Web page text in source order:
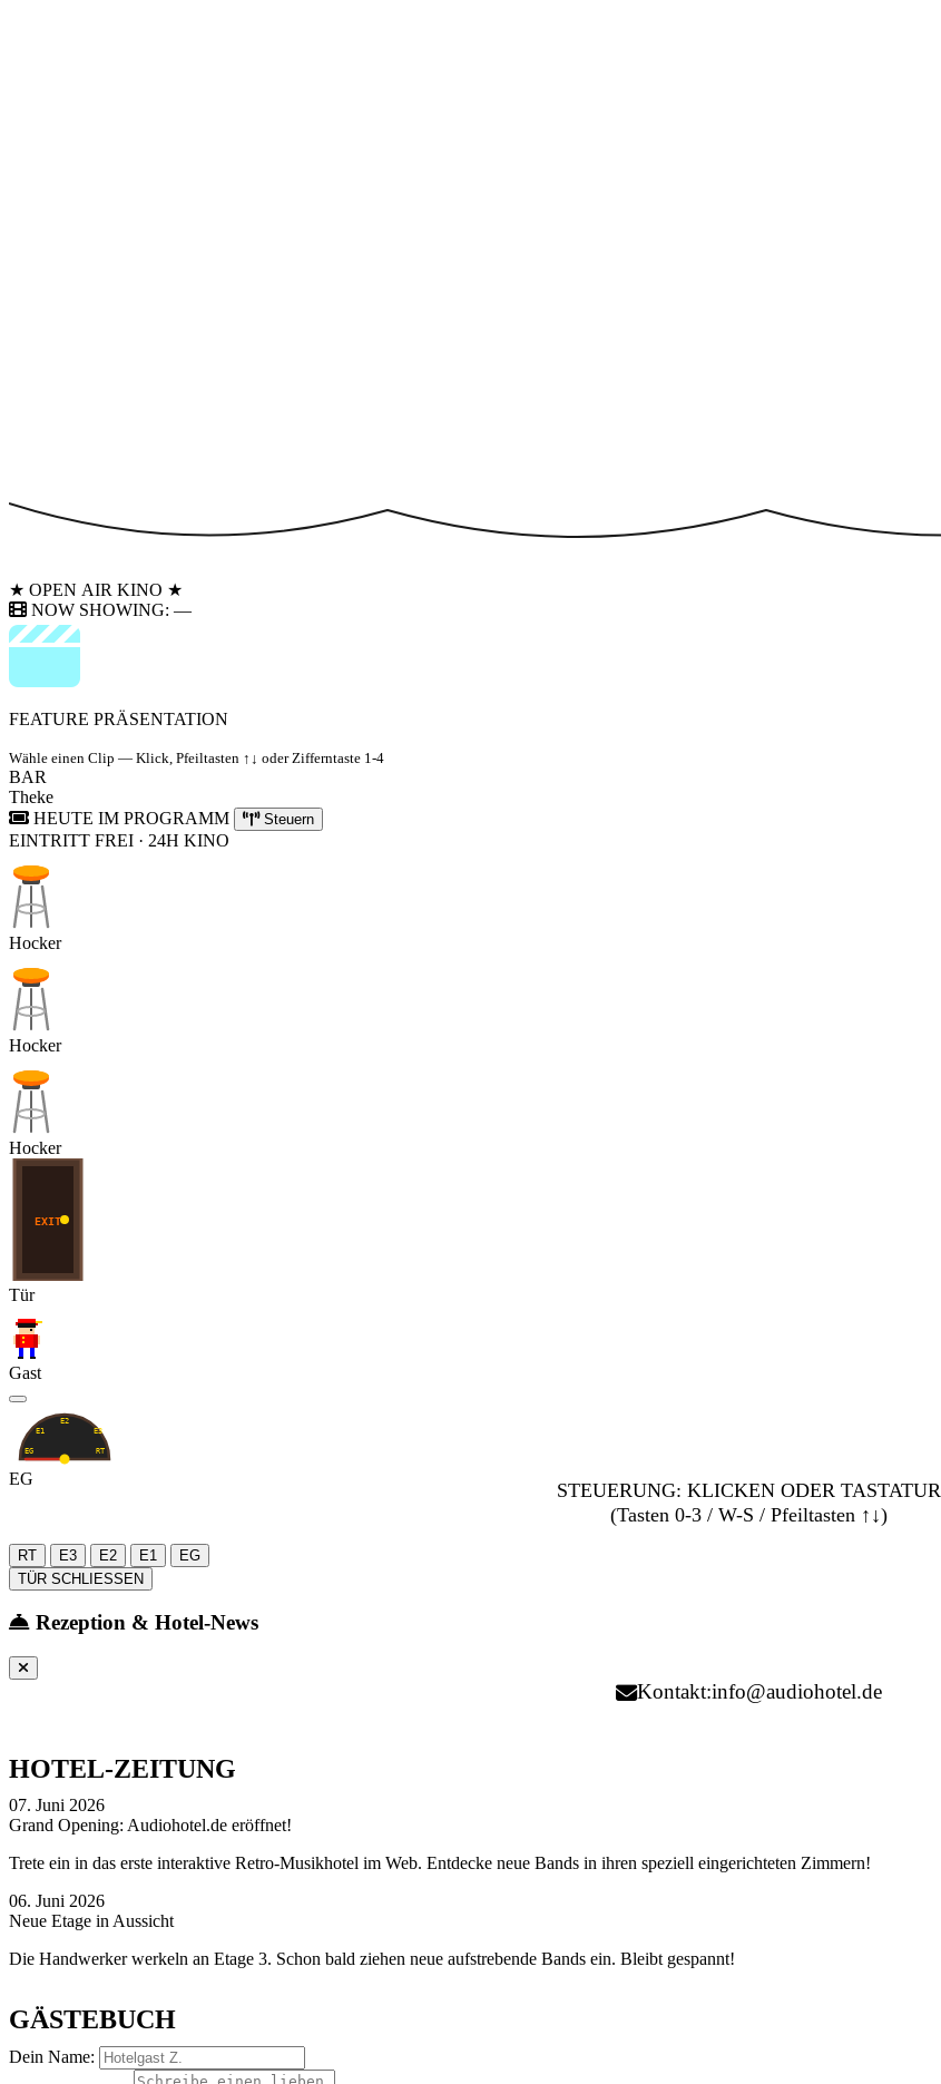
★ OPEN AIR KINO ★
NOW SHOWING: —
FEATURE PRÄSENTATION
Wähle einen Clip — Klick, Pfeiltasten ↑↓ oder Zifferntaste 1-4
BAR
Theke
HEUTE IM PROGRAMM
Steuern
EINTRITT FREI · 24H KINO
Hocker
Hocker
Hocker
EXIT
Tür
Gast
EG
E1
E2
E3
RT
EG
STEUERUNG: KLICKEN ODER TASTATUR
(Tasten 0-3 / W-S / Pfeiltasten ↑↓)
RT E3 E2 E1
EG
TÜR SCHLIESSEN
Rezeption & Hotel-News
Kontakt:info@audiohotel.de
HOTEL-ZEITUNG
07. Juni 2026
Grand Opening: Audiohotel.de eröffnet!
Trete ein in das erste interaktive Retro-Musikhotel im Web. Entdecke neue Bands in ihren speziell eingerichteten Zimmern!
06. Juni 2026
Neue Etage in Aussicht
Die Handwerker werkeln an Etage 3. Schon bald ziehen neue aufstrebende Bands ein. Bleibt gespannt!
GÄSTEBUCH
Dein Name: